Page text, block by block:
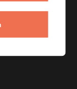
zugesetzten
von
im